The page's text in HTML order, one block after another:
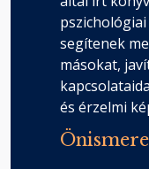
segítenek
másokat,
és érzelmi